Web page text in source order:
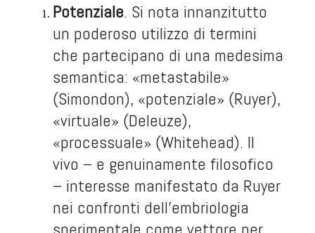
Potenziale. Si nota innanzitutto
un poderoso utilizzo di termini
che partecipano di una medesima
semantica: «metastabile»
(Simondon), «potenziale» (Ruyer),
«virtuale» (Deleuze),
«processuale» (Whitehead). Il
vivo – e genuinamente filosofico
– interesse manifestato da Ruyer
nei confronti dell’embriologia